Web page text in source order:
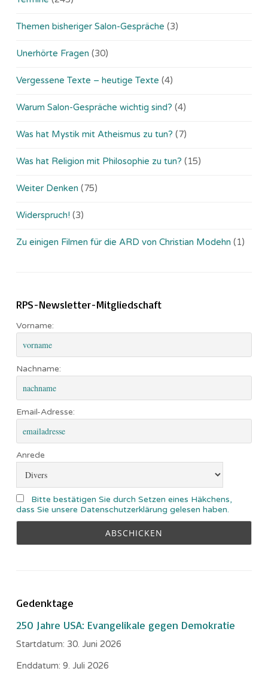
Themen bisheriger Salon-Gespräche (3)
Unerhörte Fragen (30)
Vergessene Texte – heutige Texte (4)
Warum Salon-Gespräche wichtig sind? (4)
Was hat Mystik mit Atheismus zu tun? (7)
Was hat Religion mit Philosophie zu tun? (15)
Weiter Denken (75)
Widerspruch! (3)
Zu einigen Filmen für die ARD von Christian Modehn (1)
RPS-Newsletter-Mitgliedschaft
Vorname:
Nachname:
Email-Adresse:
Anrede
Bitte bestätigen Sie durch Setzen eines Häkchens,
dass Sie unsere Datenschutzerklärung gelesen haben.
Gedenktage
250 Jahre USA: Evangelikale gegen Demokratie
Startdatum: 30. Juni 2026
Enddatum: 9. Juli 2026